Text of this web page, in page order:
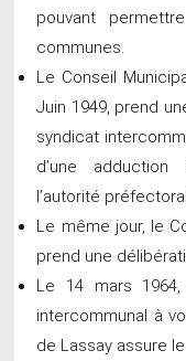
pouvant
communes.
Le Conseil
Juin 1949, prend
syndicat
d’une adduction
l’autorité
Le même jour, le
prend une
Le 14 mars
intercommunal à
de Lassay assure